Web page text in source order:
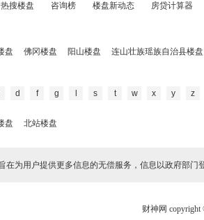
热搜楼盘 咨询榜 楼盘新动态 房贷计算器
盘 佛冈楼盘 阳山楼盘 连山壮族瑶族自治县楼盘
d f g s t w x y z
盘 北站楼盘
在为用户提供更多信息的无偿服务，信息以政府部门
财神网